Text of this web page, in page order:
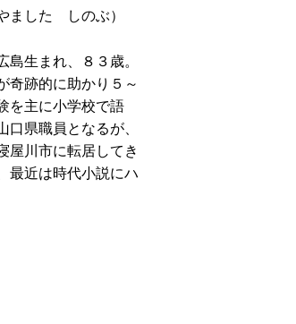
ました しのぶ）
生まれ、８３歳。
奇跡的に助かり５～
を主に小学校で語
口県職員となるが、
屋川市に転居してき
最近は時代小説にハ